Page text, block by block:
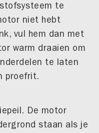
te
niet hebt
vul hem dan met
warm draaien om
te laten
proefrit.
De motor
staan als je